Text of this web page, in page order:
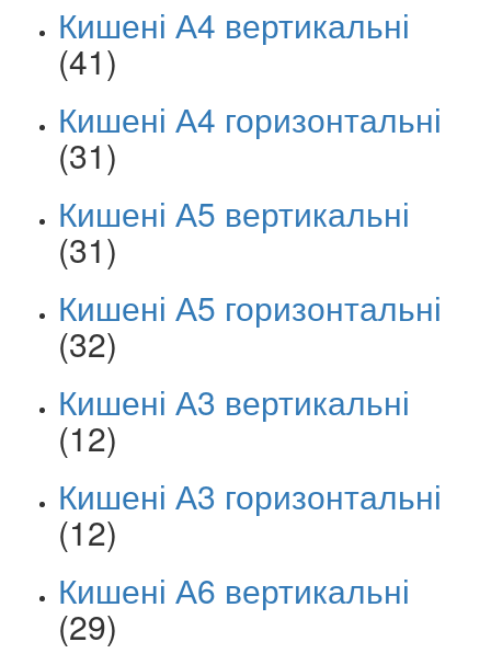
Кишені А4 вертикальні
(41)
Кишені А4 горизонтальні
(31)
Кишені А5 вертикальні
(31)
Кишені А5 горизонтальні
(32)
Кишені А3 вертикальні
(12)
Кишені А3 горизонтальні
(12)
Кишені А6 вертикальні
(29)